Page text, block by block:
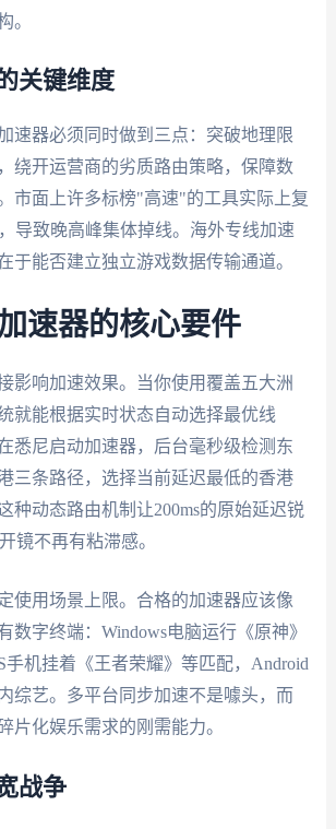
。
关键维度
速器必须同时做到三点：突破地理限
绕开运营商的劣质路由策略，保障数
市面上许多标榜"高速"的工具实际上复
导致晚高峰集体掉线。海外专线加速
于能否建立独立游戏数据传输通道。
速器的核心要件
影响加速效果。当你使用覆盖五大洲
就能根据实时状态自动选择最优线
悉尼启动加速器，后台毫秒级检测东
三条路径，选择当前延迟最低的香港
种动态路由机制让200ms的原始延迟锐
镜不再有粘滞感。
使用场景上限。合格的加速器应该像
数字终端：Windows电脑运行《原神》
手机挂着《王者荣耀》等匹配，Android
综艺。多平台同步加速不是噱头，而
片化娱乐需求的刚需能力。
战争